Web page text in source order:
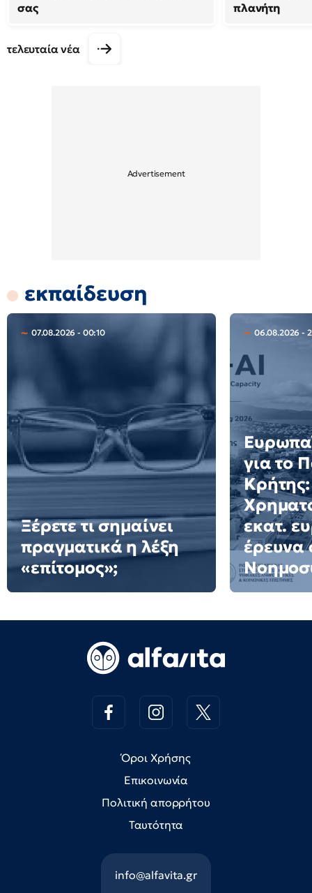
σας
πλανήτη
τελευταία νέα
εκπαίδευση
07.08.2026 - 00:10
Ξέρετε τι σημαίνει
πραγματικά η λέξη
«επίτομος»;
06.08.2026 -
για το
Κρήτης:
εκατ.
έρευνα
Όροι Χρήσης
Επικοινωνία
Πολιτική απορρήτου
Ταυτότητα
info@alfavita.gr